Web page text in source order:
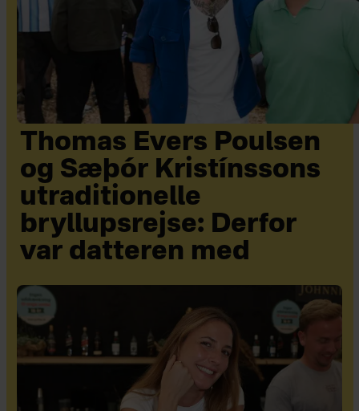
Thomas Evers Poulsen
og Sæþór Kristínssons
utraditionelle
bryllupsrejse: Derfor
var datteren med